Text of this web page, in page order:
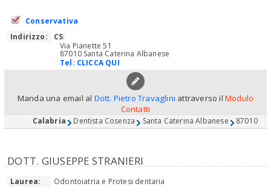
Conservativa
Indirizzo:
CS:
Via Pianette 51
87010 Santa Caterina Albanese
Tel: CLICCA QUI
Manda una email al Dott. Pietro Travaglini attraverso ilModulo
Contatti
Calabria Dentista Cosenza Santa Caterina Albanese 87010
DOTT. GIUSEPPE STRANIERI
Laurea: Odontoiatria e Protesi dentaria